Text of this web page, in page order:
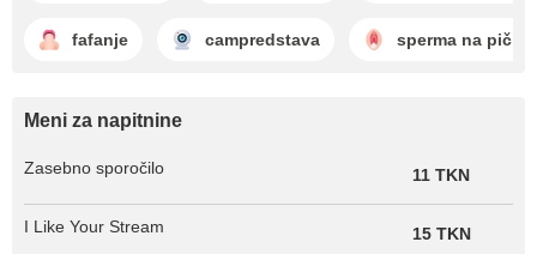
fafanje campredstava sperma na pički
Meni za napitnine
Zasebno sporočilo 11 TKN
I Like Your Stream 15 TKN